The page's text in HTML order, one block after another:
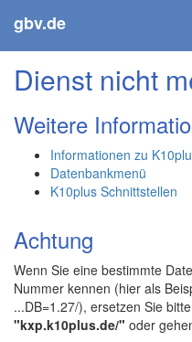
gbv.de
Dienst nicht
Weitere
Informationen zu
Datenbankmenü
K10plus Schnittstellen
Achtung
Wenn Sie eine bestimmte
Nummer kennen (hier als
...DB=1.27/), ersetzen Sie
"kxp.k10plus.de/" oder